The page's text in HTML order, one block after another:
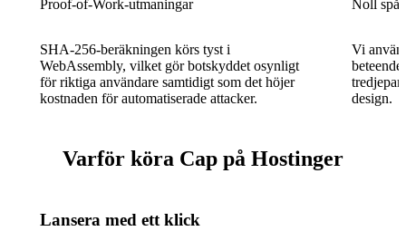
Proof-of-Work-utmaningar
SHA-256-beräkningen körs tyst i
WebAssembly, vilket gör botskyddet osynligt
för riktiga användare samtidigt som det höjer
kostnaden för automatiserade attacker.
Noll
Vi
design.
Varför köra Cap på Hostinger
Lansera med ett klick